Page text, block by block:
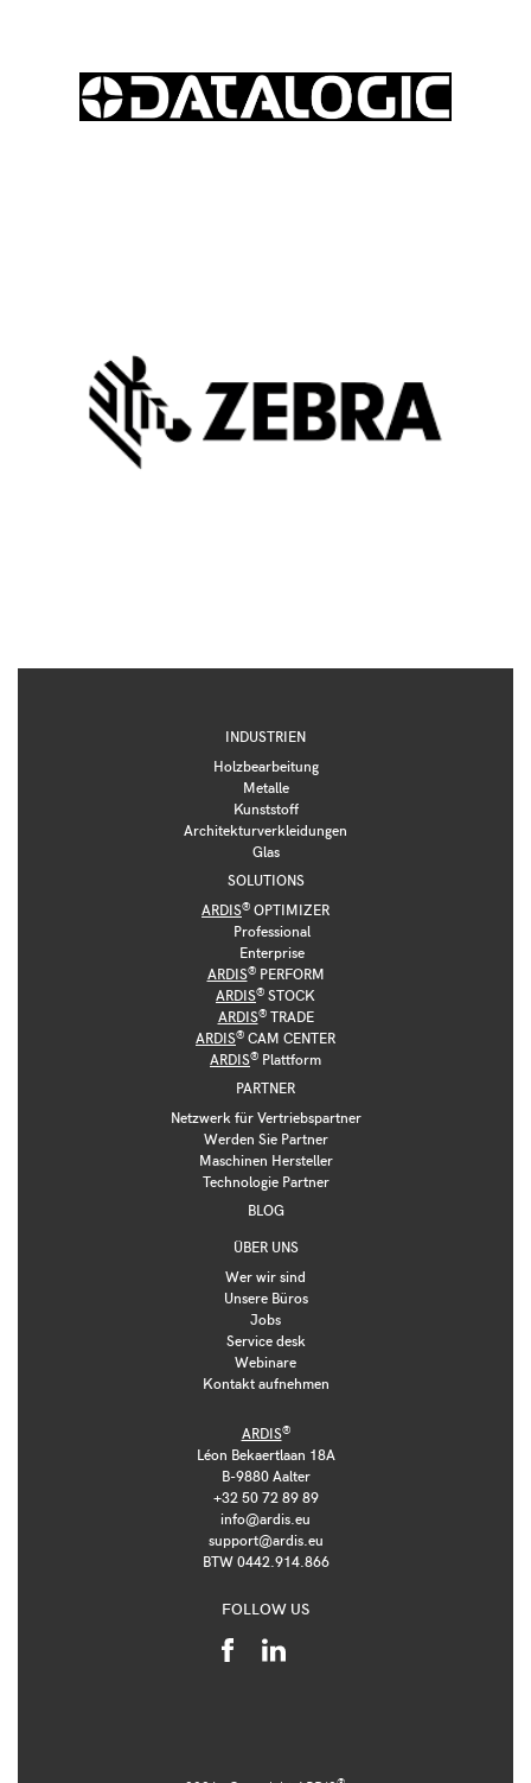
INDUSTRIEN
Holzbearbeitung
Metalle
Kunststoff
Architekturverkleidungen
Glas
SOLUTIONS
ARDIS® OPTIMIZER
Professional
Enterprise
ARDIS®PERFORM
ARDIS® STOCK
ARDIS®TRADE
ARDIS® CAM CENTER
ARDIS® Plattform
PARTNER
Netzwerk für Vertriebspartner
Werden Sie Partner
Maschinen Hersteller
Technologie Partner
BLOG
ÜBER UNS
Wer wir sind
Unsere Büros
Jobs
Service desk
Webinare
Kontakt aufnehmen
ARDIS®
Léon Bekaertlaan 18A
B-9880 Aalter
+32 50 72 89 89
info@ardis.eu
support@ardis.eu
BTW 0442.914.866
FOLLOW US